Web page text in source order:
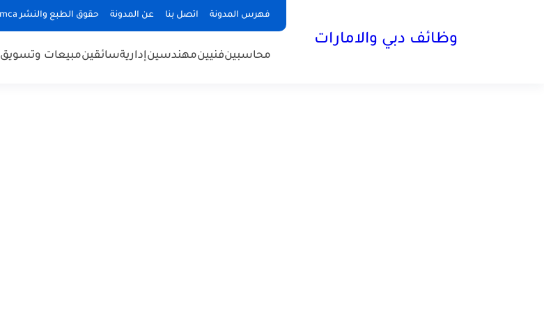
فهرس المدونة اتصل بنا عن المدونة حقوق الطبع والنشر dmca
وظائف دبي والامارات
محاسبينفنيينمهندسينإداريةسائقينمبيعات وتسويق